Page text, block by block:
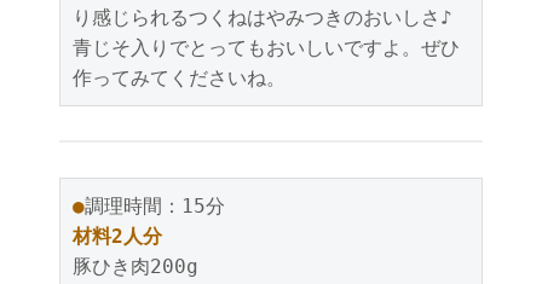
り感じられるつくねはやみつきのおいしさ♪
青じそ入りでとってもおいしいですよ。ぜひ
作ってみてくださいね。
●調理時間：15分
材料2人分
豚ひき肉200g